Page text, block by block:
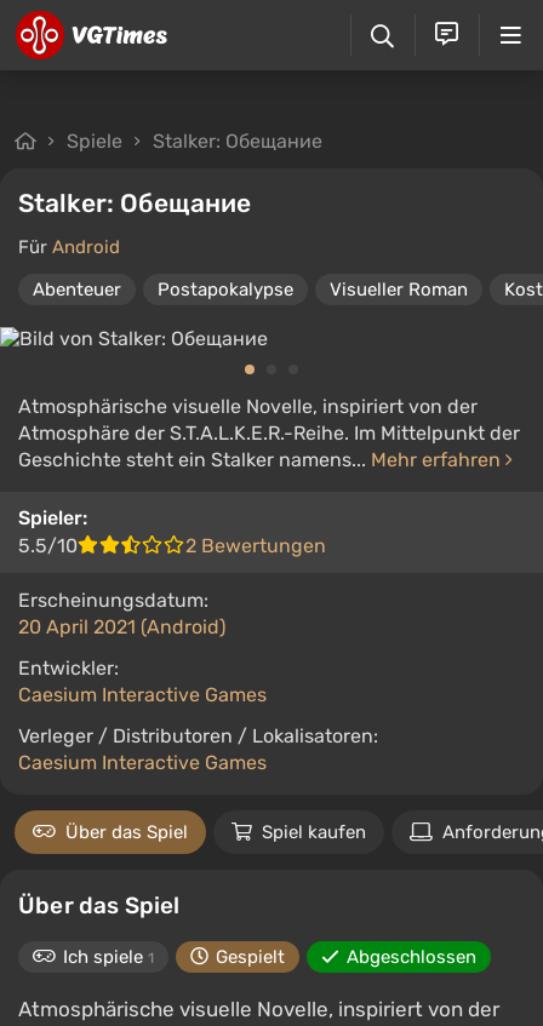
Spiele Stalker: Обещание
Stalker: Обещание
Für Android
Abenteuer
Postapokalypse Visueller Roman
Atmosphärische visuelle Novelle, inspiriert von der
Atmosphäre der S.T.A.L.K.E.R.-Reihe. Im Mittelpunkt der
Geschichte steht ein Stalker namens... Mehr erfahren
Spieler:
5.5/10
2 Bewertungen
Erscheinungsdatum:
20 April 2021 (Android)
Entwickler:
Caesium Interactive Games
Verleger / Distributoren / Lokalisatoren:
Caesium Interactive Games
Über das Spiel Spiel kaufen
Über das Spiel
Ich spiele 1 Gespielt Abgeschlossen
Atmosphärische visuelle Novelle, inspiriert von der